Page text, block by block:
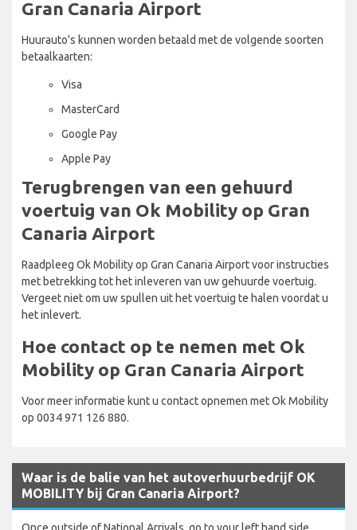
Gran Canaria Airport
Huurauto's kunnen worden betaald met de volgende soorten
betaalkaarten:
Visa
MasterCard
Google Pay
Apple Pay
Terugbrengen van een gehuurd
voertuig van Ok Mobility op Gran
Canaria Airport
Raadpleeg Ok Mobility op Gran Canaria Airport voor instructies
met betrekking tot het inleveren van uw gehuurde voertuig.
Vergeet niet om uw spullen uit het voertuig te halen voordat u
het inlevert.
Hoe contact op te nemen met Ok
Mobility op Gran Canaria Airport
Voor meer informatie kunt u contact opnemen met Ok Mobility
op 0034 971 126 880.
Waar is de balie van het autoverhuurbedrijf OK
MOBILITY bij Gran Canaria Airport?
Once outside of National Arrivals, go to your left hand side